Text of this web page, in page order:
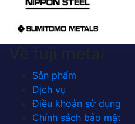
Sản phẩm
Dịch vụ
Điều khoản sử dụng
Chính sách bảo mật